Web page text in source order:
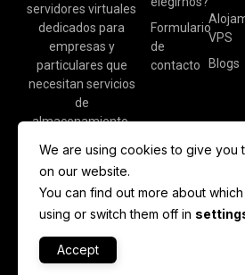
servidores virtuales
dedicados para
empresas y
particulares que
necesitan servicios
de
almacenamiento.
Formulario
de
contacto
VPS
Blogs
We are using cookies to give you
on our website.
You can find out more about
using or switch them off in
Accept